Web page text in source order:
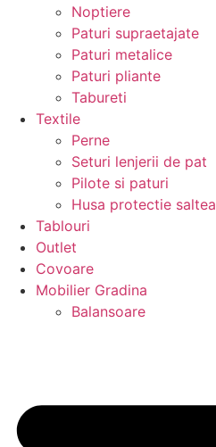
Noptiere
Paturi supraetajate
Paturi metalice
Paturi pliante
Tabureti
Textile
Perne
Seturi lenjerii de pat
Pilote si paturi
Husa protectie saltea
Tablouri
Outlet
Covoare
Mobilier Gradina
Balansoare